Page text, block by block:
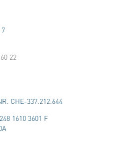
22
CHE-337.212.644
1610 3601 F